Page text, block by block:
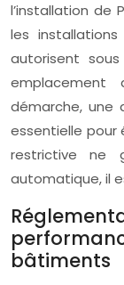
l’installation de
les
autorisent
emplacement
démarche, une
essentielle pour
restrictive ne
automatique, il
bâtiments